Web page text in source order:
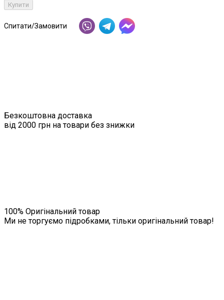
Купити
Спитати/Замовити
Безкоштовна доставка
від 2000 грн на товари без знижки
100% Оригінальний товар
Ми не торгуємо підробками, тільки оригінальний товар!